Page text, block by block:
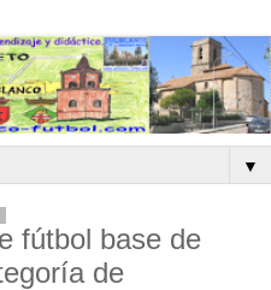
▼
fútbol base de
de